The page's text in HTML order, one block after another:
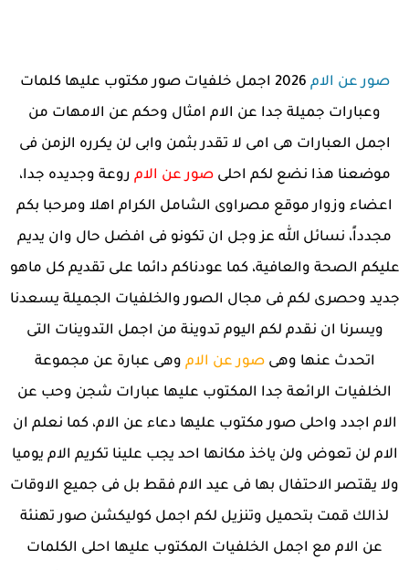
صور عن الام
2026 اجمل خلفيات صور مكتوب عليها كلمات
وعبارات جميلة جدا عن الام امثال وحكم عن الامهات من
اجمل العبارات هى امى لا تقدر بثمن وابى لن يكرره الزمن فى
موضعنا هذا نضع لكم احلىصور عن الام روعة وجديده جدا،
اعضاء وزوار موقع مصراوى الشامل الكرام اهلا ومرحبا بكم
مجدداً، نسائل الله عز وجل ان تكونو فى افضل حال وان يديم
عليكم الصحة والعافية، كما عودناكم دائما على تقديم كل ماهو
جديد وحصرى لكم فى مجال الصور والخلفيات الجميلة يسعدنا
ويسرنا ان نقدم لكم اليوم تدوينة من اجمل التدوينات التى
اتحدث عنها وهى صور عن الام وهى عبارة عن مجموعة
الخلفيات الرائعة جدا المكتوب عليها عبارات شجن وحب عن
الام اجدد واحلى صور مكتوب عليها دعاء عن الام، كما نعلم ان
الام لن تعوض ولن ياخذ مكانها احد يجب علينا تكريم الام يوميا
ولا يقتصر الاحتفال بها فى عيد الام فقط بل فى جميع الاوقات
لذالك قمت بتحميل وتنزيل لكم اجمل كوليكشن صور تهنئة
عن الام مع اجمل الخلفيات المكتوب عليها احلى الكلمات